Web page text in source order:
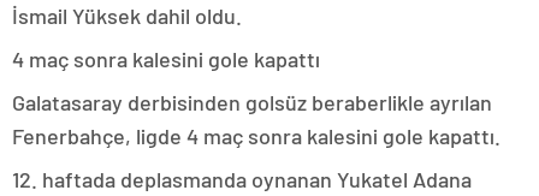
İsmail Yüksek dahil oldu.
4 maç sonra kalesini gole kapattı
Galatasaray derbisinden golsüz beraberlikle ayrılan
Fenerbahçe, ligde 4 maç sonra kalesini gole kapattı.
12. haftada deplasmanda oynanan Yukatel Adana